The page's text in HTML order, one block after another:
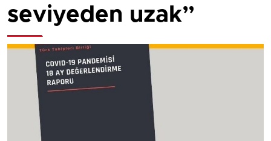
seviyeden uzak”